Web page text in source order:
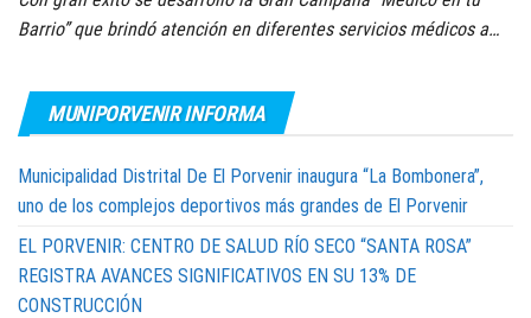
Barrio” que brindó atención en diferentes servicios médicos a…
MUNIPORVENIR INFORMA
Municipalidad Distrital De El Porvenir inaugura “La Bombonera”,
uno de los complejos deportivos más grandes de El Porvenir
EL PORVENIR: CENTRO DE SALUD RÍO SECO “SANTA ROSA”
REGISTRA AVANCES SIGNIFICATIVOS EN SU 13% DE
CONSTRUCCIÓN